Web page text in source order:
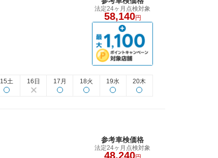
法定24ヶ月点検対象
58,140円
15土 16日 17月 18火 19水 20木
参考車検価格
法定24ヶ月点検対象
48,240